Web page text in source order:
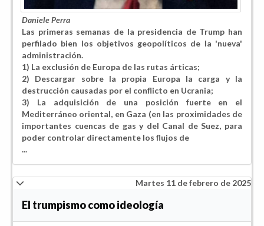
Daniele Perra
Las primeras semanas de la presidencia de Trump han
perfilado bien los objetivos geopolíticos de la 'nueva'
administración.
1) La exclusión de Europa de las rutas árticas;
2) Descargar sobre la propia Europa la carga y la
destrucción causadas por el conflicto en Ucrania;
3) La adquisición de una posición fuerte en el
Mediterráneo oriental, en Gaza (en las proximidades de
importantes cuencas de gas y del Canal de Suez, para
poder controlar directamente los flujos de
...
Martes 11 de febrero de 2025
El trumpismo como ideología